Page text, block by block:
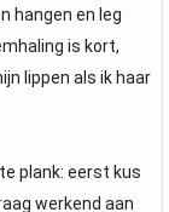
hangen en leg
is kort,
lippen als ik haar
plank: eerst kus
werkend aan